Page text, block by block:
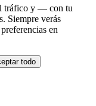
tráfico y — con tu
Siempre verás
en
todo